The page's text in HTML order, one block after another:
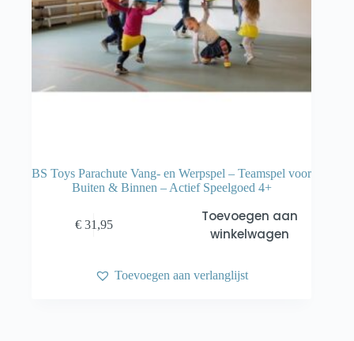
BS Toys Parachute Vang- en Werpspel – Teamspel voor
Buiten & Binnen – Actief Speelgoed 4+
€31,95
Toevoegen aan
winkelwagen
Toevoegen aan verlanglijst